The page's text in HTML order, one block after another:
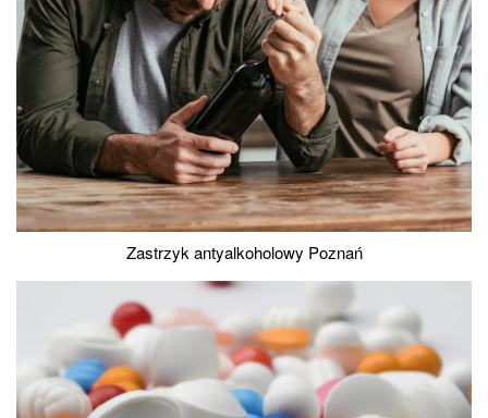
Zastrzyk antyalkoholowy Poznań